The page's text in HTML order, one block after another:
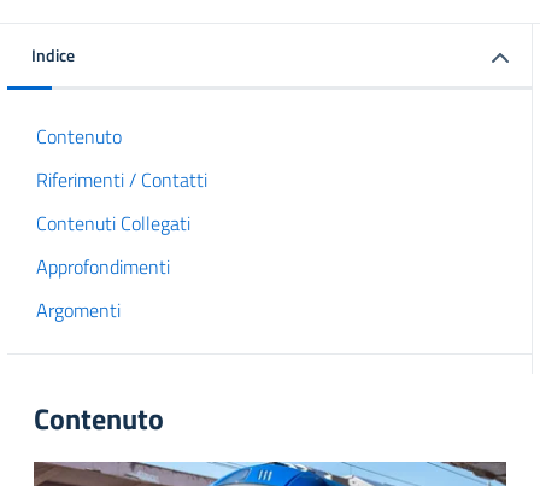
Indice
Contenuto
Riferimenti / Contatti
Contenuti Collegati
Approfondimenti
Argomenti
Contenuto